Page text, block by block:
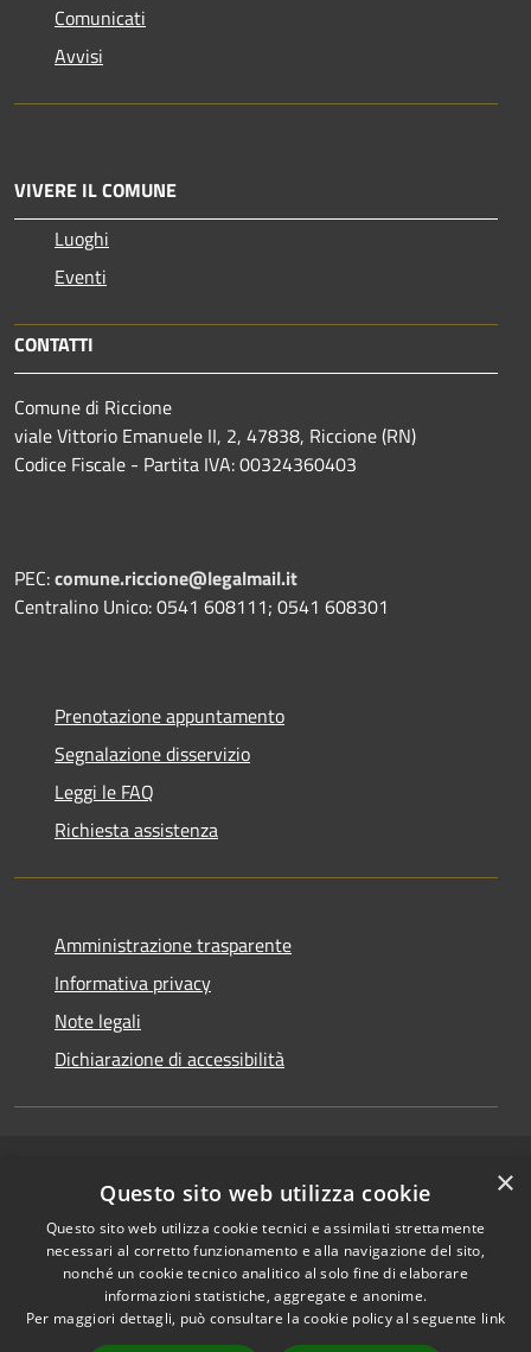
Comunicati
Avvisi
VIVERE IL COMUNE
Luoghi
Eventi
CONTATTI
Comune di Riccione
viale Vittorio Emanuele II, 2, 47838, Riccione (RN)
Codice Fiscale - Partita IVA: 00324360403
PEC:comune.riccione@legalmail.it
Centralino Unico: 0541 608111; 0541 608301
Prenotazione appuntamento
Segnalazione disservizio
Leggi le FAQ
Richiesta assistenza
Amministrazione trasparente
Informativa privacy
Note legali
Dichiarazione di accessibilità
Accessibilità
Privacy
Cookie
Mappa del sito
Area riservata
Copyright © 2026 • Comune di
Riccione • Powered by
Municipium•Accesso
redazione
×
Questo sito web utilizza cookie
Questo sito web utilizza cookie tecnici e assimilati strettamente
necessari al corretto funzionamento e alla navigazione del sito,
nonché un cookie tecnico analitico al solo fine di elaborare
informazioni statistiche, aggregate e anonime.
Per maggiori dettagli, può consultare la cookie policy al seguente link